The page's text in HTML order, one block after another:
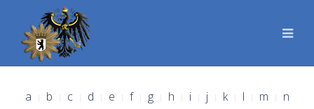
a b c d e f g h i j k l m
n